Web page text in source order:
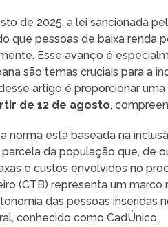
de 2025, a lei sancionada
que pessoas de baixa renda
Esse avanço é
são temas cruciais para a
artigo é proporcionar
de 12 de agosto,
norma está baseada na
parcela da população que, de
e custos envolvidos no
(CTB) representa um
das pessoas inseridas
conhecido como CadÚnico.